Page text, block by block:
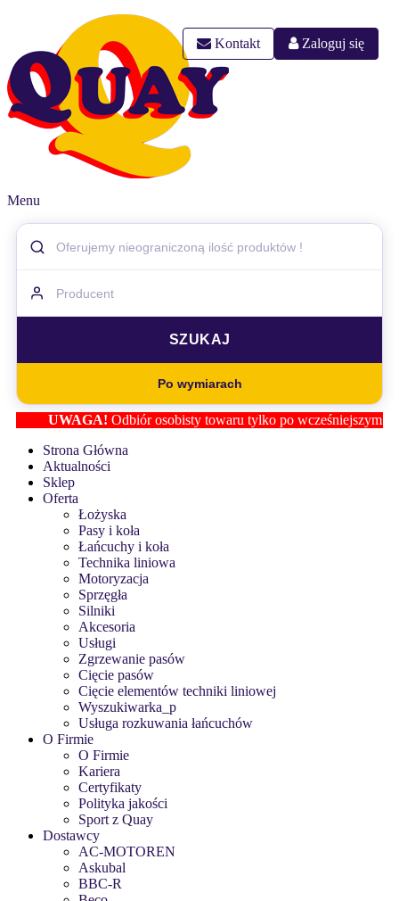
Kontakt Zaloguj się
Menu
Po wymiarach
UWAGA!Odbiór osobisty towaru tylko po wcześniejszym
Strona Główna
Aktualności
Sklep
Oferta
Łożyska
Pasy i koła
Łańcuchy i koła
Technika liniowa
Motoryzacja
Sprzęgła
Silniki
Akcesoria
Usługi
Zgrzewanie pasów
Cięcie pasów
Cięcie elementów techniki liniowej
Wyszukiwarka_p
Usługa rozkuwania łańcuchów
O Firmie
O Firmie
Kariera
Certyfikaty
Polityka jakości
Sport z Quay
Dostawcy
AC-MOTOREN
Askubal
BBC-R